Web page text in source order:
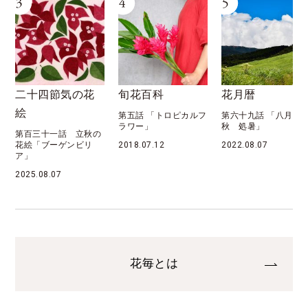
二十四節気の花
絵
第百三十一話 立秋の
花絵「ブーゲンビリ
ア」
2025.08.07
旬花百科
第五話 「トロピカルフ
ラワー」
2018.07.12
花月暦
第六十九話 「八月
秋 処暑」
2022.08.07
花毎とは